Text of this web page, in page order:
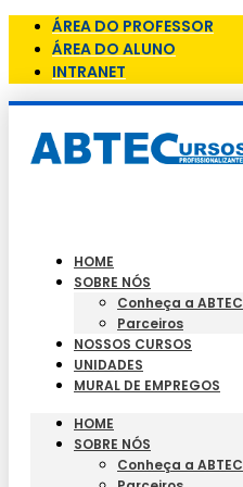
ÁREA DO PROFESSOR
ÁREA DO ALUNO
INTRANET
HOME
SOBRE NÓS
Conheça a ABTEC
Parceiros
NOSSOS CURSOS
UNIDADES
MURAL DE EMPREGOS
HOME
SOBRE NÓS
Conheça a ABTEC